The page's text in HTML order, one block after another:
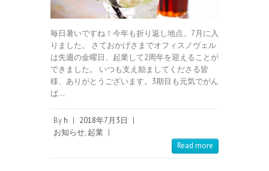
毎日暑いですね！今年も折り返し地点、7月に入
りました。 さておかげさまでオフィスノヴェル
は先週の金曜日、起業して2周年を迎えることが
できました。 いつも支え励ましてくださる皆
様、ありがとうございます。3期目も元気でがん
ば…
By h 2018年7月3日
お知らせ, 起業
Read more